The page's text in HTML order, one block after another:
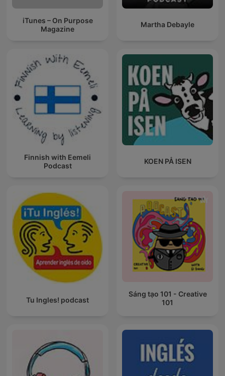
iTunes – On Purpose
Magazine
Martha Debayle
Finnish with Eemeli
Podcast
KOEN PÅ ISEN
Tu Ingles! podcast
Sáng tạo 101 - Creative
101